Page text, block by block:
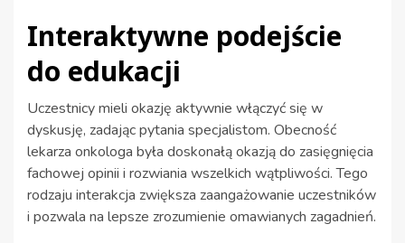
Interaktywne podejście
do edukacji
Uczestnicy mieli okazję aktywnie włączyć się w
dyskusję, zadając pytania specjalistom. Obecność
lekarza onkologa była doskonałą okazją do zasięgnięcia
fachowej opinii i rozwiania wszelkich wątpliwości. Tego
rodzaju interakcja zwiększa zaangażowanie uczestników
i pozwala na lepsze zrozumienie omawianych zagadnień.